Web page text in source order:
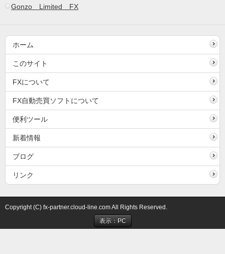
Gonzo Limited FX
ホーム
このサイト
FXについて
FX自動売買ソフトについて
便利ツール
新着情報
ブログ
リンク
Copyright (C) fx-partner.cloud-line.com All Rights Reserved.
表示：PC